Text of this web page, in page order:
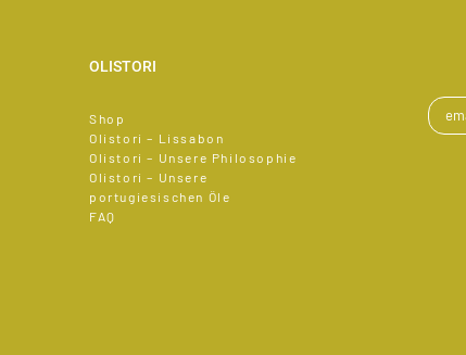
OLISTORI
Shop
Olistori – Lissabon
Olistori – Unsere Philosophie
Olistori – Unsere
portugiesischen Öle
FAQ